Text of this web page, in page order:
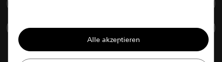
Artikel vergleichen
Alle Cookies, die wir benötigen um Ihnen die
Seite anzeigen zu können.